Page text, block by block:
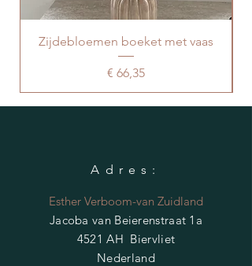
Zijdebloemen boeket met vaas
Prijs
€ 66,35
Adres:
Esther Verboom-van Zuidland
Jacoba van Beierenstraat 1a
4521 AH Biervliet
Nederland